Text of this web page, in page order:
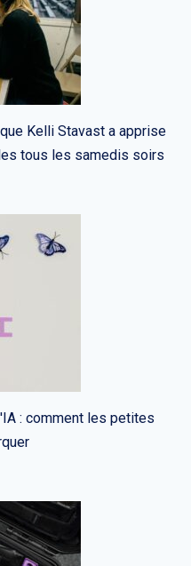
Kelli Stavast a apprise
tous les samedis soirs
: comment les petites